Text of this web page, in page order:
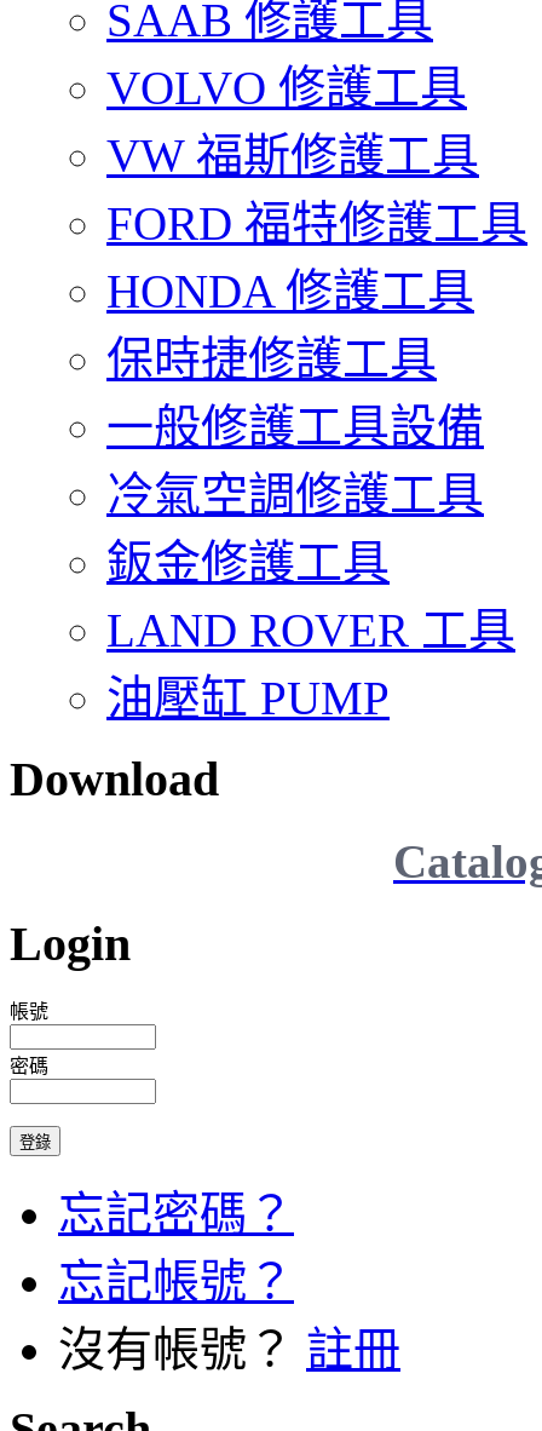
SAAB 修護工具
VOLVO 修護工具
VW 福斯修護工具
FORD 福特修護工具
HONDA 修護工具
保時捷修護工具
一般修護工具設備
冷氣空調修護工具
鈑金修護工具
LAND ROVER 工具
油壓缸 PUMP
Download
Login
帳號
密碼
忘記密碼？
忘記帳號？
沒有帳號？ 註冊